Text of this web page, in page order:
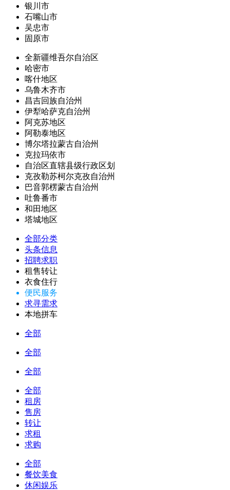
银川市
石嘴山市
吴忠市
固原市
全新疆维吾尔自治区
哈密市
喀什地区
乌鲁木齐市
昌吉回族自治州
伊犁哈萨克自治州
阿克苏地区
阿勒泰地区
博尔塔拉蒙古自治州
克拉玛依市
自治区直辖县级行政区划
克孜勒苏柯尔克孜自治州
巴音郭楞蒙古自治州
吐鲁番市
和田地区
塔城地区
全部分类
头条信息
招聘求职
租售转让
衣食住行
便民服务
求寻需求
本地拼车
全部
全部
全部
全部
租房
售房
转让
求租
求购
全部
餐饮美食
休闲娱乐